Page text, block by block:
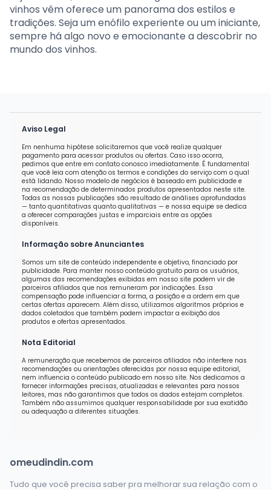
vinhos vêm oferece um panorama dos estilos e
tradições. Seja um enófilo experiente ou um iniciante,
sempre há algo novo e emocionante a descobrir no
mundo dos vinhos.
Aviso Legal
Em nenhuma hipótese solicitaremos que você realize qualquer
pagamento para acessar produtos ou ofertas. Caso isso ocorra,
pedimos que entre em contato conosco imediatamente. É fundamental
que você leia com atenção os termos e condições do serviço com o qual
está lidando. Nosso modelo de negócios é baseado em publicidade e
na recomendação de determinados produtos apresentados neste site.
Todas as nossas publicações são resultado de análises aprofundadas
— tanto quantitativas quanto qualitativas — e nossa equipe se dedica
a oferecer comparações justas e imparciais entre as opções
disponíveis.
Informação sobre Anunciantes
Somos um site de conteúdo independente e objetivo, financiado por
publicidade. Para manter nosso conteúdo gratuito para os usuários,
algumas das recomendações exibidas em nosso site podem vir de
parceiros afiliados que nos remuneram por indicações. Essa
compensação pode influenciar a forma, a posição e a ordem em que
certas ofertas aparecem. Além disso, utilizamos algoritmos próprios e
dados coletados que também podem impactar a exibição dos
produtos e ofertas apresentados.
Nota Editorial
A remuneração que recebemos de parceiros afiliados não interfere nas
recomendações ou orientações oferecidas por nossa equipe editorial,
nem influencia o conteúdo publicado em nosso site. Nos dedicamos a
fornecer informações precisas, atualizadas e relevantes para nossos
leitores, mas não garantimos que todos os dados estejam completos.
Também não assumimos qualquer responsabilidade por sua exatidão
ou adequação a diferentes situações.
omeudindin.com
Tudo que você precisa saber pra melhorar sua relação com o